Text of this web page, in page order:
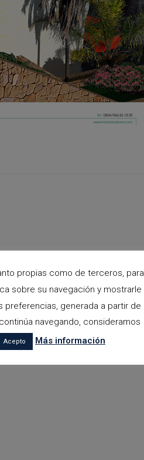
propias como de terceros, para
sobre su navegación y mostrarle
preferencias, generada a partir de
navegando, consideramos
Acepto Más información